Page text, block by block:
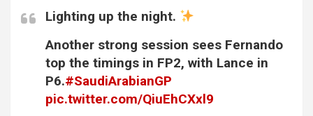
Lighting up the night.
Another strong session sees Fernando
top the timings in FP2, with Lance in
P6.#SaudiArabianGP
pic.twitter.com/QiuEhCXxl9